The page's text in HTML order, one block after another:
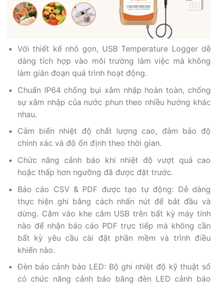
Với thiết kế nhỏ gọn, USB Temperature Logger dễ
dàng tích hợp vào môi trường làm việc mà không
làm gián đoạn quá trình hoạt động.
Chuẩn IP64 chống bụi xâm nhập hoàn toàn, chống
sự xâm nhập của nước phun theo nhiều hướng khác
nhau.
Cảm biến nhiệt độ chất lượng cao, đảm bảo độ
chính xác và độ ổn định theo thời gian.
Chức năng cảnh báo khi nhiệt độ vượt quá cao
hoặc thấp hơn ngưỡng đã được đặt trước.
Báo cáo CSV & PDF được tạo tự động: Dễ dàng
thực hiện ghi bằng cách nhấn nút để bắt đầu và
dừng. Cắm vào khe cắm USB trên bất kỳ máy tính
nào để nhận báo cáo PDF trực tiếp mà không cần
bất kỳ yêu cầu cài đặt phần mềm và trình điều
khiển nào.
Đèn báo cảnh báo LED: Bộ ghi nhiệt độ kỹ thuật số
có chức năng cảnh báo bằng đèn LED cảnh báo